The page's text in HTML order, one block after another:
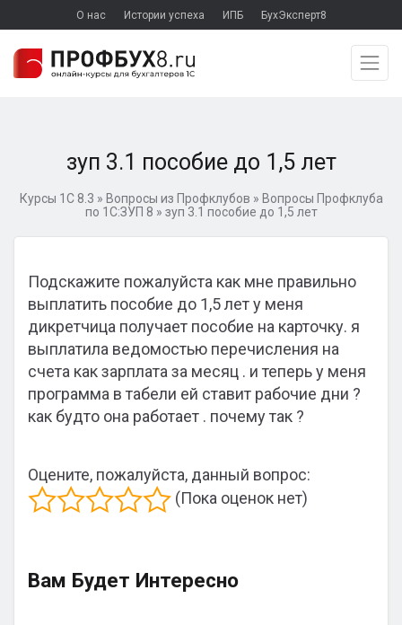
О нас Истории успеха ИПБ БухЭксперт8
зуп 3.1 пособие до 1,5 лет
Курсы 1С 8.3 » Вопросы из Профклубов » Вопросы Профклуба
по 1С:ЗУП 8 » зуп 3.1 пособие до 1,5 лет
Подскажите пожалуйста как мне правильно
выплатить пособие до 1,5 лет у меня
дикретчица получает пособие на карточку. я
выплатила ведомостью перечисления на
счета как зарплата за месяц . и теперь у меня
программа в табели ей ставит рабочие дни ?
как будто она работает . почему так ?
Оцените, пожалуйста, данный вопрос:
(Пока оценок нет)
Вам Будет Интересно